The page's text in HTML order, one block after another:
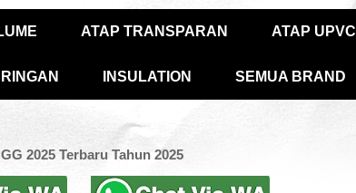
ATAP TRANSPARAN ATAP UPVC
INSULATION SEMUA BRAND
2025 Terbaru Tahun 2025